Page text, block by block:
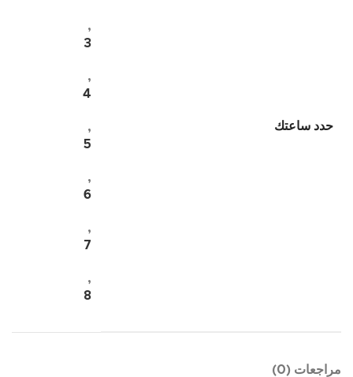
حدد ساعتك
,
3
,
4
,
5
,
6
,
7
,
8
مراجعات (0)